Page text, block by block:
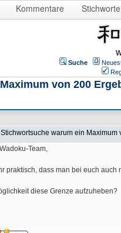
Kommentare Stichworte
Suche
von 200
Stichwortsuche warum ein Maximum
Team,
praktisch, dass man bei euch
diese Grenze aufzuheben?